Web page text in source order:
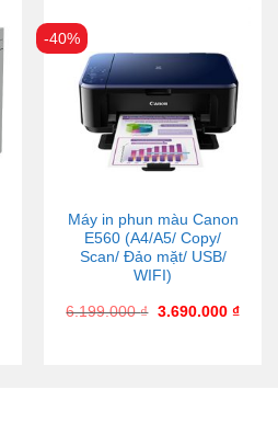
-40%
Máy in phun màu Canon
E560 (A4/A5/ Copy/
Scan/ Đảo mặt/ USB/
WIFI)
6.199.000₫ 3.690.000 ₫